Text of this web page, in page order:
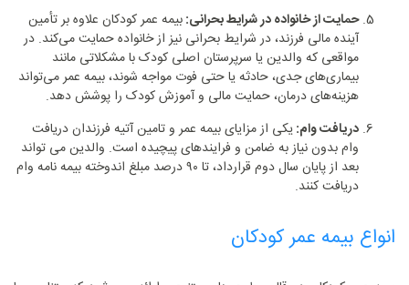
حمایت از خانواده در شرایط بحرانی:بیمه عمر کودکان علاوه بر تأمین
آینده مالی فرزند، در شرایط بحرانی نیز از خانواده حمایت می‌کند. در
مواقعی که والدین یا سرپرستان اصلی کودک با مشکلاتی مانند
بیماری‌های جدی، حادثه یا حتی فوت مواجه شوند، بیمه عمر می‌تواند
هزینه‌های درمان، حمایت مالی و آموزش کودک را پوشش دهد.
دریافت وام:یکی از مزایای ‌بیمه عمر و تامین آتیه فرزندان دریافت
وام بدون نیاز به ضامن و فرایندهای پیچیده است. والدین می ‌تواند
بعد از پایان سال دوم قرارداد، تا ۹۰ درصد مبلغ اندوخته ‌بیمه ‌نامه وام
دریافت کنند.
انواع بیمه عمر کودکان